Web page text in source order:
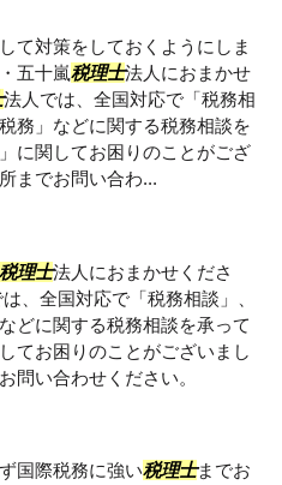
て対策をしておくようにしま
五十嵐税理士法人におまかせ
法人では、全国対応で「税務相
務」などに関する税務相談を
に関してお困りのことがござ
までお問い合わ...
税理士法人におまかせくださ
、全国対応で「税務相談」、
どに関する税務相談を承って
てお困りのことがございまし
問い合わせください。
国際税務に強い税理士までお